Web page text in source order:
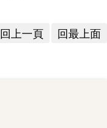
回上一頁 回最上面